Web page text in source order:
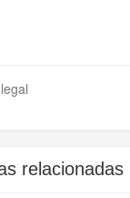
relacionadas